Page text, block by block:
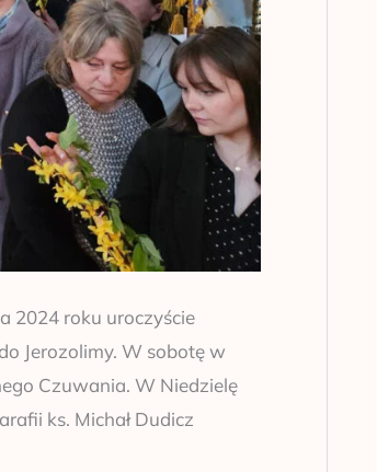
2024 roku uroczyście
Jerozolimy. W sobotę w
Czuwania. W Niedzielę
ks. Michał Dudicz